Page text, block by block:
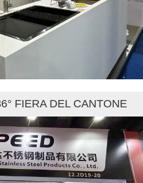
FIERA DEL CANTONE